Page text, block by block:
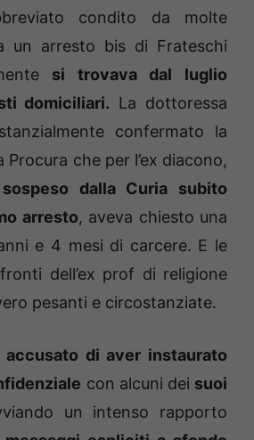
condito da molte
un arresto bis di Frateschi
si trovava dal luglio
domiciliari. La dottoressa
confermato la
Procura che per l’ex diacono,
sospeso dalla Curia subito
arresto, aveva chiesto una
e 4 mesi di carcere. E le
dell’ex prof di religione
pesanti e circostanziate.
accusato di aver instaurato
con alcuni dei suoi
un intenso rapporto